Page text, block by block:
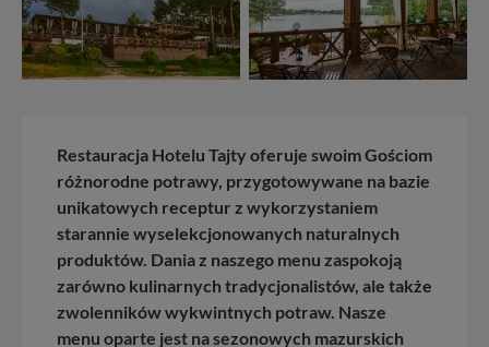
Restauracja Hotelu Tajty oferuje swoim Gościom
różnorodne potrawy, przygotowywane na bazie
unikatowych receptur z wykorzystaniem
starannie wyselekcjonowanych naturalnych
produktów. Dania z naszego menu zaspokoją
zarówno kulinarnych tradycjonalistów, ale także
zwolenników wykwintnych potraw. Nasze
menu oparte jest na sezonowych mazurskich